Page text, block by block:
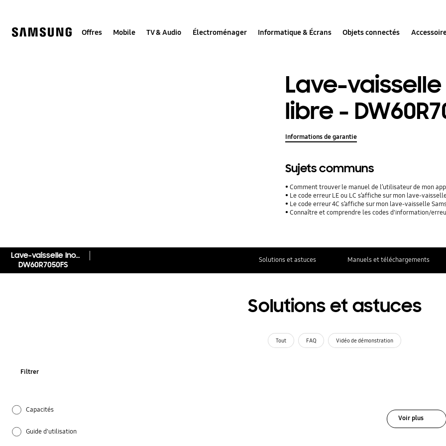
Offres Mobile TV & Audio Électroménager Informatique & Écrans Objets connectés
Lave-
libre -
Informations de garantie
Sujets communs
Comment trouver le manuel de l’utilisateur de mon
Le code erreur LE ou LC s’affiche sur mon lave-
Le code erreur 4C s’affiche sur mon lave-vaisselle
Connaître et comprendre les codes d'information/
Lave-vaisselle Inox pose libre - DW60R7050FS
DW60R7050FS
Solutions et astuces Manuels et téléchargements
Solutions et astuces
Tout FAQ Vidéo de démonstration
Filtrer
Capacités
Guide d'utilisation
Voir plus